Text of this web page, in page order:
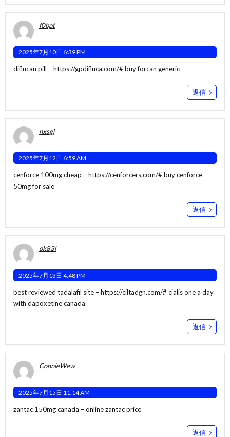
f0bpt
2025年7月10日 6:39 PM
diflucan pill –https://gpdifluca.com/# buy forcan generic
返信
nxsgj
2025年7月12日 6:59 AM
cenforce 100mg cheap –https://cenforcers.com/# buy cenforce
50mg for sale
返信
ok83l
2025年7月13日 4:48 PM
best reviewed tadalafil site –https://ciltadgn.com/# cialis one a day
with dapoxetine canada
返信
ConnieWew
2025年7月15日 11:14 AM
zantac 150mg canada –onlinezantac price
返信